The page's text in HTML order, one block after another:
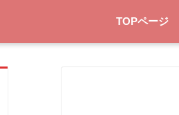
TOPページ